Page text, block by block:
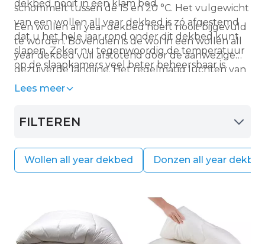
dekbed nooit in een klam bed.
schommelt tussen de 15 en 20 °C. Het vulgewicht
van een wollen all year dekbed is zó afgestemd
dat u het hele jaar rond onder dit dekbed kunt
slapen. Zeker nu tegenwoordig de temperatuur
op de slaapkamers veel beter beheersbaar is.
Een wollen all year dekbed hoeft nooit bijgevuld
te worden. Bovendien is de wol in een wollen all
year dekbed vuil afstotend door de aanwezige
gezuiverde lanoline. Het regelmatig luchten van
uw wollen all year dekbed is daarom genoeg om
daardoor uitdrogen. Uw wollen all year dekbed
brengen. Daar wordt uw wollen all year dekbed
gereinigd op het speciale wol programma. Wij
te slaan met de mattenklopper of te stofzuigen.
Lees meer
FILTEREN
Wollen all year dekbed Donzen all year